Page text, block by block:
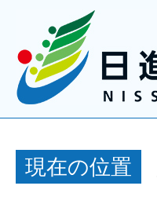
現在の位置